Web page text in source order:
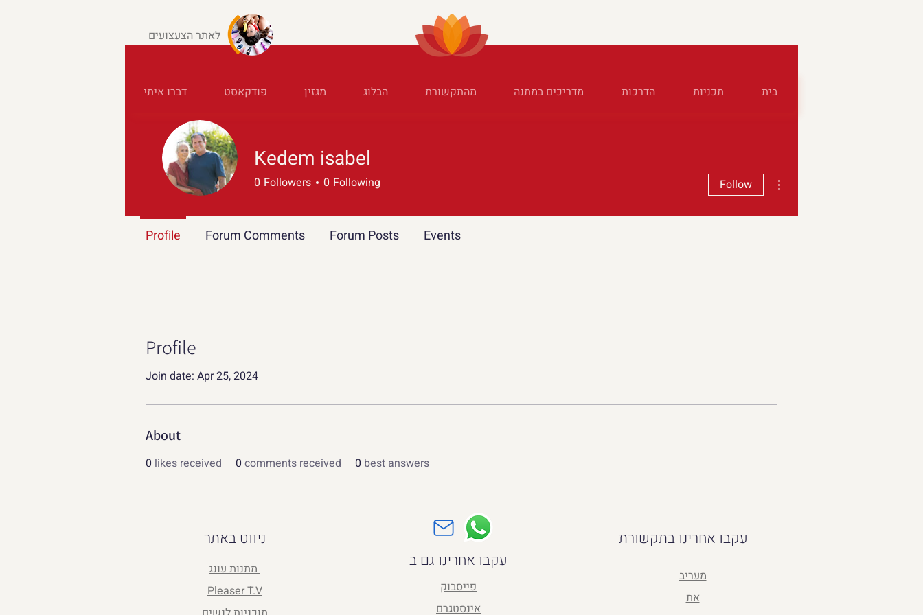
לאתר הצעצועים
בית תכניות הדרכות מדריכים במתנה מהתקשורת הבלוג מגזין פודקאסט דברו איתי
Profile
Join date: Apr 25, 2024
About
0 likes received 0 comments received 0 best answers
Kedem isabel
0 Followers 0 Following Follow
Profile Forum Comments Forum Posts Events
ניווט באתר
מתנות עונג
Pleaser T.V
עקבו אחרינו גם ב
פייסבוק
אינסטגרם
עקבו אחרינו בתקשורת
מעריב
את